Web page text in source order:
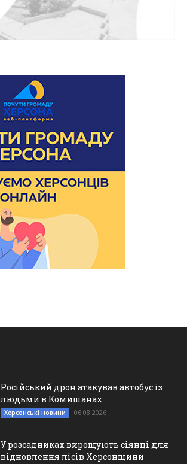
Російський дрон атакував автобус із
людьми в Комишанах
Херсонські новини 06.08.2026
У розсадниках вирощують сіянці для
відновлення лісів Херсонщини